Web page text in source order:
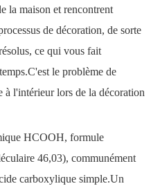
la maison et rencontrent
de décoration, de sorte
ce qui vous fait
le problème de
l'intérieur lors de la décoration
HCOOH, formule
46,03), communément
carboxylique simple.Un